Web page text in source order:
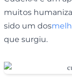
muitos
sido um dos
que surgiu.